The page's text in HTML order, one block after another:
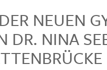
NEUEN
DR. NINA